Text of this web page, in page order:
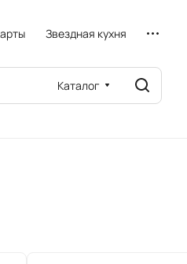
Звездная кухня
Каталог